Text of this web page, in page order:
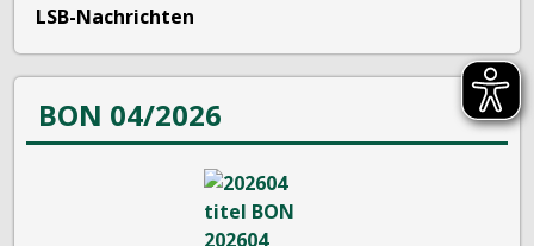
LSB-Nachrichten
BON 04/2026